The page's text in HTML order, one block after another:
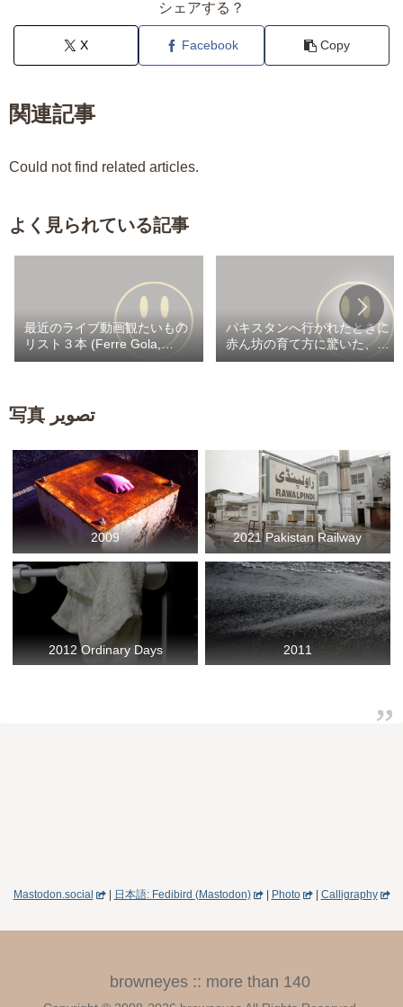
シェアする？
X Facebook Copy
関連記事
Could not find related articles.
よく見られている記事
最近のライブ動画観たいもの
リスト３本 (Ferre Gola,
Heritier Watanabe,
パキスタンへ行かれたときに
赤ん坊の育て方に驚いた、と
ありました。それについて詳
写真 تصویر
2009 2021 Pakistan Railway
2012 Ordinary Days 2011
Mastodon.social | 日本語: Fedibird (Mastodon) | Photo | Calligraphy
browneyes :: more than 140